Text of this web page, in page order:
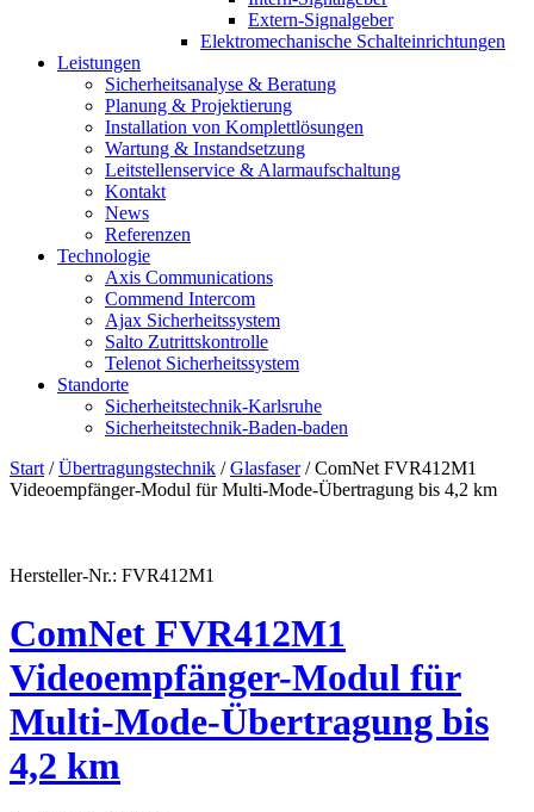
Extern-Signalgeber
Elektromechanische Schalteinrichtungen
Leistungen
Sicherheitsanalyse & Beratung
Planung & Projektierung​
Installation von Komplettlösungen
Wartung & Instandsetzung
Leitstellenservice & Alarmaufschaltung
Kontakt
News
Referenzen
Technologie
Axis Communications
Commend Intercom
Ajax Sicherheitssystem​
Salto Zutrittskontrolle
Telenot Sicherheitssystem
Standorte
Sicherheitstechnik-Karlsruhe
Sicherheitstechnik-Baden-baden
Start /Übertragungstechnik /Glasfaser/ ComNet FVR412M1
Videoempfänger-Modul für Multi-Mode-Übertragung bis 4,2 km
Hersteller-Nr.: FVR412M1
ComNet FVR412M1
Videoempfänger-Modul für
Multi-Mode-Übertragung bis
4,2 km